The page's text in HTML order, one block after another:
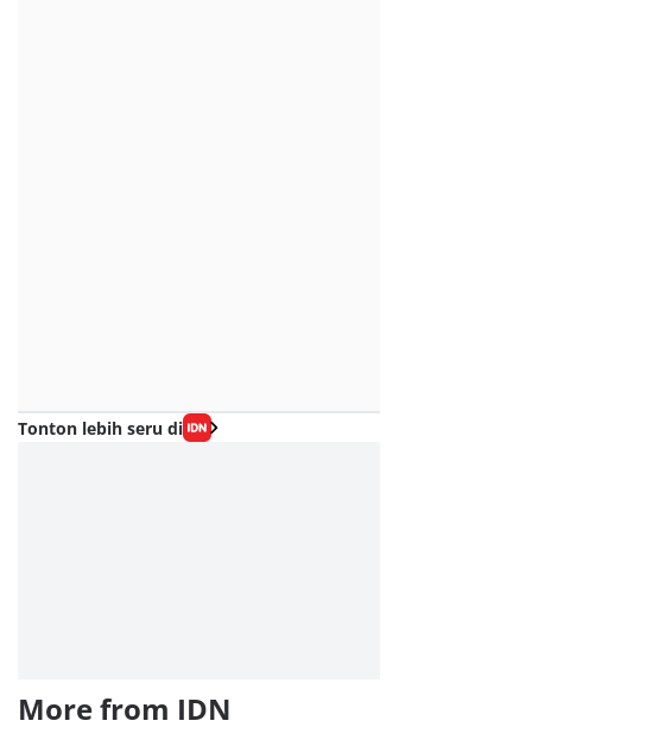
Tonton lebih seru di
More from IDN